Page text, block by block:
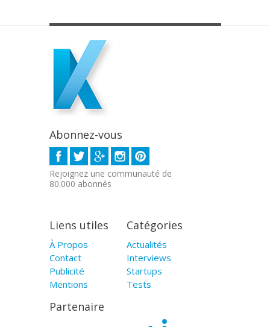
Abonnez-vous
Rejoignez une communauté de
80.000 abonnés
Liens utiles
À Propos
Contact
Publicité
Mentions
Catégories
Actualités
Interviews
Startups
Tests
Partenaire